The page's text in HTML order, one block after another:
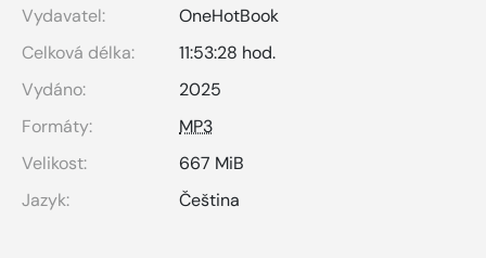
Vydavatel:
OneHotBook
Celková délka:
11:53:28 hod.
Vydáno:
2025
Formáty:
MP3
Velikost:
667 MiB
Jazyk:
Čeština